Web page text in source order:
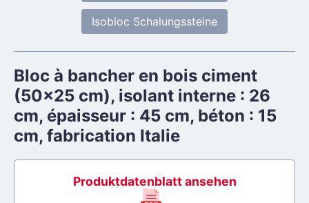
Isobloc Schalungssteine
Bloc à bancher en bois ciment
(50x25 cm), isolant interne : 26
cm, épaisseur : 45 cm, béton : 15
cm, fabrication Italie
Produktdatenblatt ansehen